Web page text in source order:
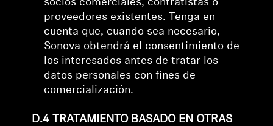
socios comerciales, contratistas o
proveedores existentes. Tenga en
cuenta que, cuando sea necesario,
Sonova obtendrá el consentimiento de
los interesados antes de tratar los
datos personales con fines de
comercialización.
D.4 TRATAMIENTO BASADO EN OTRAS